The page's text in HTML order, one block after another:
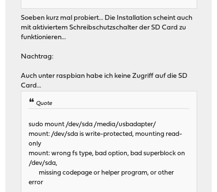
Soeben kurz mal probiert... Die Installation scheint auch
mit aktiviertem Schreibschutzschalter der SD Card zu
funktionieren...
Nachtrag:
Auch unter raspbian habe ich keine Zugriff auf die SD
Card...
Quote
sudo mount /dev/sda /media/usbadapter/
mount: /dev/sda is write-protected, mounting read-
only
mount: wrong fs type, bad option, bad superblock on
/dev/sda,
missing codepage or helper program, or other
error